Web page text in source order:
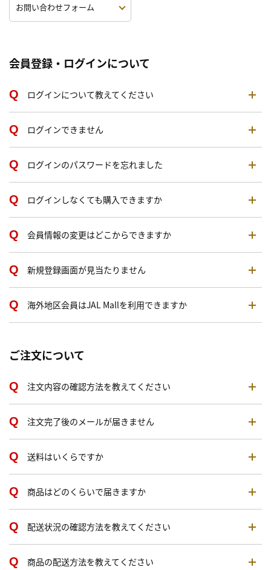
お問い合わせフォーム
会員登録・ログインについて
ログインについて教えてください
ログインできません
ログインのパスワードを忘れました
ログインしなくても購入できますか
会員情報の変更はどこからできますか
新規登録画面が見当たりません
海外地区会員はJAL Mallを利用できますか
ご注文について
注文内容の確認方法を教えてください
注文完了後のメールが届きません
送料はいくらですか
商品はどのくらいで届きますか
配送状況の確認方法を教えてください
商品の配送方法を教えてください